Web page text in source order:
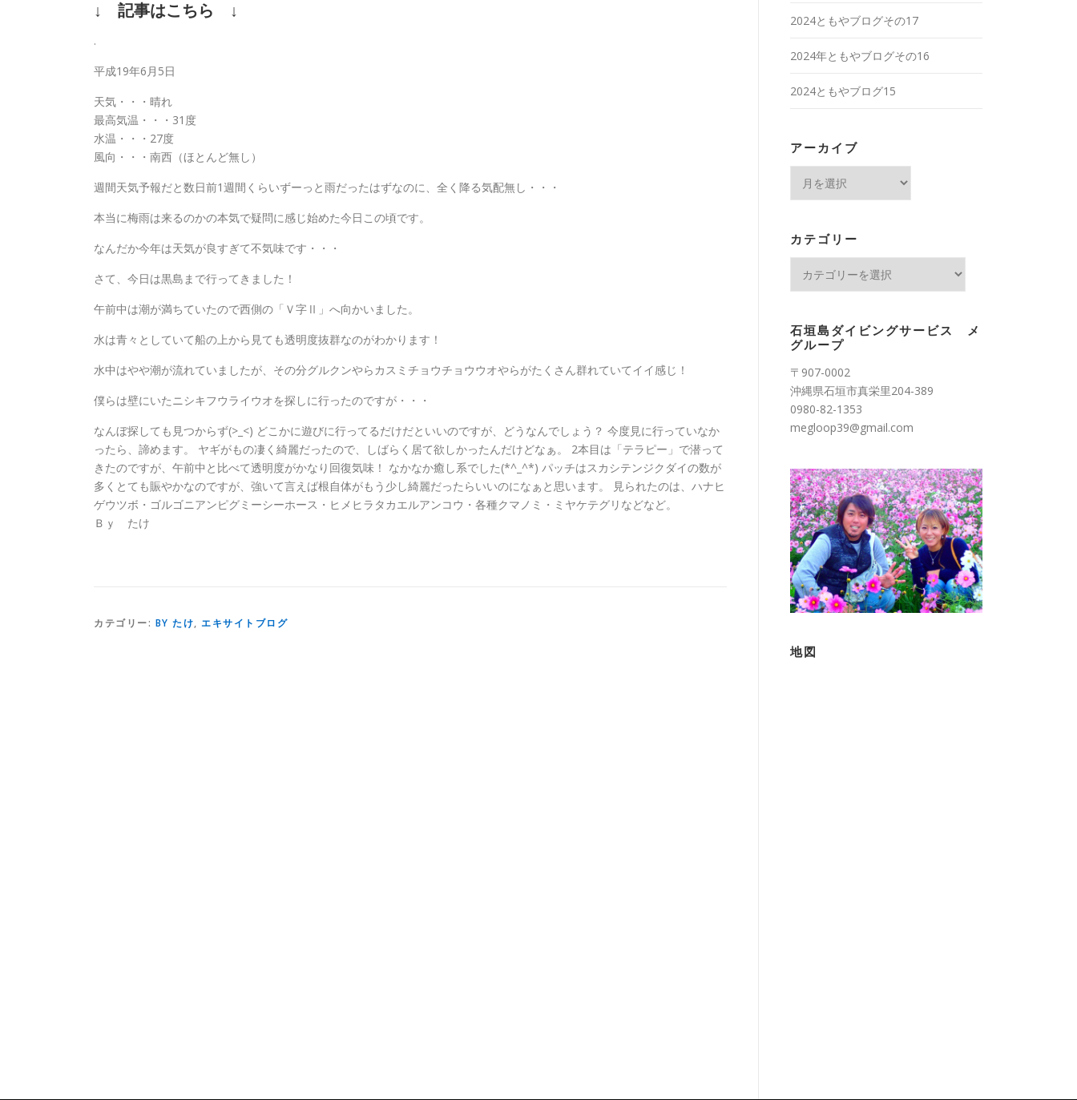
↓ 記事はこちら ↓
.
平成19年6月5日
天気・・・晴れ
最高気温・・・31度
水温・・・27度
風向・・・南西（ほとんど無し）
週間天気予報だと数日前1週間くらいずーっと雨だったはずなのに、全く降る気配無し・・・
本当に梅雨は来るのかの本気で疑問に感じ始めた今日この頃です。
なんだか今年は天気が良すぎて不気味です・・・
さて、今日は黒島まで行ってきました！
午前中は潮が満ちていたので西側の「Ｖ字Ⅱ」へ向かいました。
水は青々としていて船の上から見ても透明度抜群なのがわかります！
水中はやや潮が流れていましたが、その分グルクンやらカスミチョウチョウウオやらがたくさん群れていてイイ感じ！
僕らは壁にいたニシキフウライウオを探しに行ったのですが・・・
なんぼ探しても見つからず(>_<) どこかに遊びに行ってるだけだといいのですが、どうなんでしょう？ 今度見に行っていなか
ったら、諦めます。 ヤギがもの凄く綺麗だったので、しばらく居て欲しかったんだけどなぁ。 2本目は「テラピー」で潜って
きたのですが、午前中と比べて透明度がかなり回復気味！ なかなか癒し系でした(*^_^*) パッチはスカシテンジクダイの数が
多くとても賑やかなのですが、強いて言えば根自体がもう少し綺麗だったらいいのになぁと思います。 見られたのは、ハナヒ
ゲウツボ・ゴルゴニアンピグミーシーホース・ヒメヒラタカエルアンコウ・各種クマノミ・ミヤケテグリなどなど。
Ｂｙ たけ
カテゴリー: BY たけ, エキサイトブログ
2024ともやブログその17
2024年ともやブログその16
2024ともやブログ15
アーカイブ
ブ
カテゴリー
ー
石垣島ダイビングサービス メ
グループ
〒907-0002
沖縄県石垣市真栄里204-389
0980-82-1353
megloop39@gmail.com
地図